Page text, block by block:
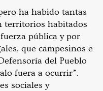
ha habido tantas
territorios habitados
pública y por
que campesinos e
del Pueblo
fuera a ocurrir”.
sociales y